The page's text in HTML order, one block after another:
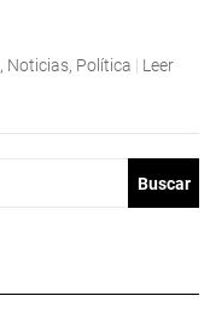
, Noticias, Política | Leer